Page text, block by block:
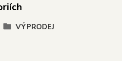
VÝPRODEJ